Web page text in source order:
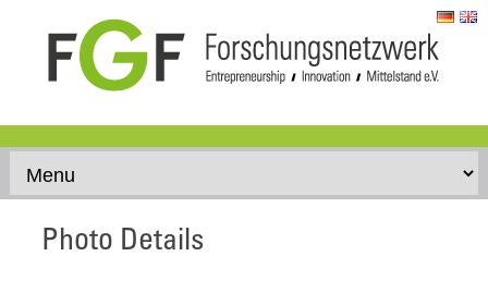
Skip to content
Photo Details